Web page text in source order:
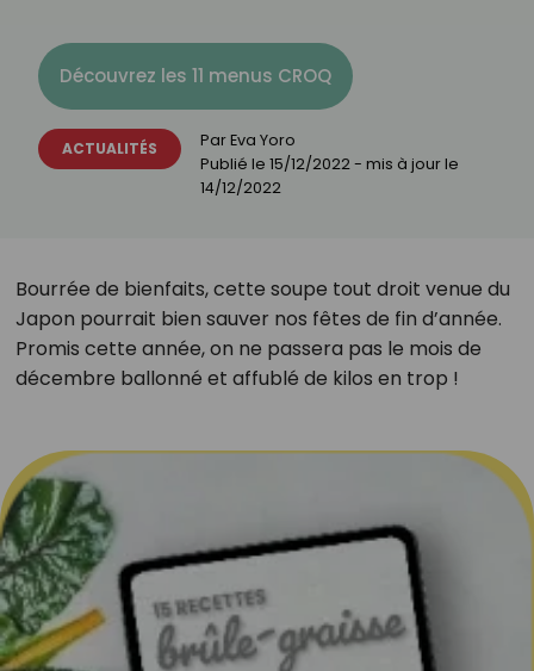
Découvrez les 11 menus CROQ
ACTUALITÉS ParEva Yoro
Publié le 15/12/2022- mis à jour le
14/12/2022
Bourrée de bienfaits, cette soupe tout droit venue du
Japon pourrait bien sauver nos fêtes de fin d’année.
Promis cette année, on ne passera pas le mois de
décembre ballonné et affublé de kilos en trop !